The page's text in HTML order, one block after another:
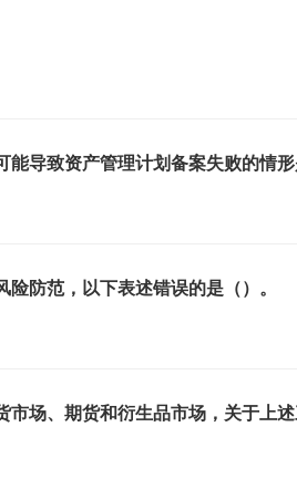
导致资产管理计划备案失败的情形
防范，以下表述错误的是（）。
市场、期货和衍生品市场，关于上